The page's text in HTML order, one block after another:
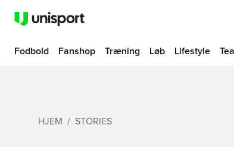
Fodbold Fanshop Træning Løb Lifestyle
HJEM STORIES